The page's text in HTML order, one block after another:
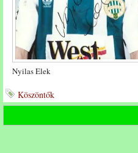
Nyilas Elek
Köszöntők